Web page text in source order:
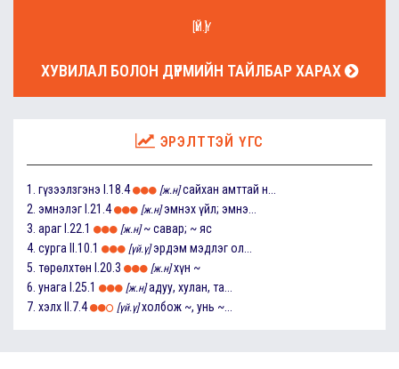
[ҮЙ.Ү]
ХУВИЛАЛ БОЛОН ДҮРМИЙН ТАЙЛБАР ХАРАХ
ЭРЭЛТТЭЙ ҮГС
1. гүзээлзгэнэ I.18.4 [ж.н] сайхан амттай н...
2. эмнэлэг I.21.4 [ж.н] эмнэх үйл; эмнэ...
3. араг I.22.1 [ж.н] ~ савар; ~ яс
4. сурга II.10.1 [үй.ү] эрдэм мэдлэг ол...
5. төрөлхтөн I.20.3 [ж.н] хүн ~
6. унага I.25.1 [ж.н] адуу, хулан, та...
7. хэлх II.7.4 [үй.ү] холбож ~, унь ~...